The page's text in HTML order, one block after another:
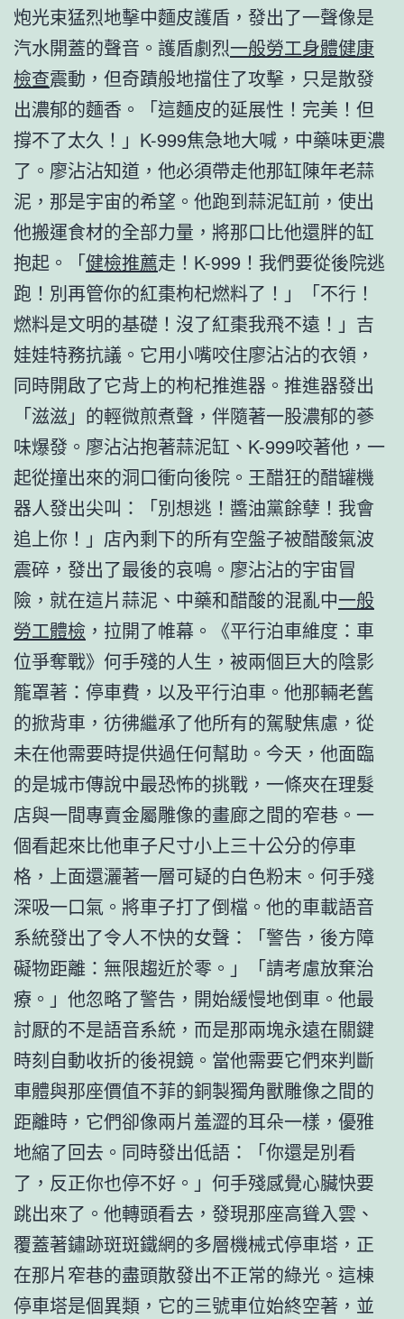
炮光束猛烈地擊中麵皮護盾，發出了一聲像是
汽水開蓋的聲音。護盾劇烈一般勞工身體健康
檢查震動，但奇蹟般地擋住了攻擊，只是散發
出濃郁的麵香。「這麵皮的延展性！完美！但
撐不了太久！」K-999焦急地大喊，中藥味更濃
了。廖沾沾知道，他必須帶走他那缸陳年老蒜
泥，那是宇宙的希望。他跑到蒜泥缸前，使出
他搬運食材的全部力量，將那口比他還胖的缸
抱起。「健檢推薦走！K-999！我們要從後院逃
跑！別再管你的紅棗枸杞燃料了！」「不行！
燃料是文明的基礎！沒了紅棗我飛不遠！」吉
娃娃特務抗議。它用小嘴咬住廖沾沾的衣領，
同時開啟了它背上的枸杞推進器。推進器發出
「滋滋」的輕微煎煮聲，伴隨著一股濃郁的蔘
味爆發。廖沾沾抱著蒜泥缸、K-999咬著他，一
起從撞出來的洞口衝向後院。王醋狂的醋罐機
器人發出尖叫：「別想逃！醬油黨餘孽！我會
追上你！」店內剩下的所有空盤子被醋酸氣波
震碎，發出了最後的哀鳴。廖沾沾的宇宙冒
險，就在這片蒜泥、中藥和醋酸的混亂中一般
勞工體檢 ，拉開了帷幕。《平行泊車維度：車
位爭奪戰》何手殘的人生，被兩個巨大的陰影
籠罩著：停車費，以及平行泊車。他那輛老舊
的掀背車，彷彿繼承了他所有的駕駛焦慮，從
未在他需要時提供過任何幫助。今天，他面臨
的是城市傳說中最恐怖的挑戰，一條夾在理髮
店與一間專賣金屬雕像的畫廊之間的窄巷。一
個看起來比他車子尺寸小上三十公分的停車
格，上面還灑著一層可疑的白色粉末。何手殘
深吸一口氣。將車子打了倒檔。他的車載語音
系統發出了令人不快的女聲：「警告，後方障
礙物距離：無限趨近於零。」「請考慮放棄治
療。」他忽略了警告，開始緩慢地倒車。他最
討厭的不是語音系統，而是那兩塊永遠在關鍵
時刻自動收折的後視鏡。當他需要它們來判斷
車體與那座價值不菲的銅製獨角獸雕像之間的
距離時，它們卻像兩片羞澀的耳朵一樣，優雅
地縮了回去。同時發出低語：「你還是別看
了，反正你也停不好。」何手殘感覺心臟快要
跳出來了。他轉頭看去，發現那座高聳入雲、
覆蓋著鏽跡斑斑鐵網的多層機械式停車塔，正
在那片窄巷的盡頭散發出不正常的綠光。這棟
停車塔是個異類，它的三號車位始終空著，並